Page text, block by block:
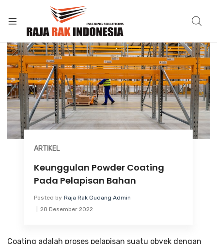
ARTIKEL
Keunggulan Powder Coating
Pada Pelapisan Bahan
Posted by Raja Rak Gudang Admin
28 Desember 2022
Coating adalah proses pelapisan suatu obyek dengan